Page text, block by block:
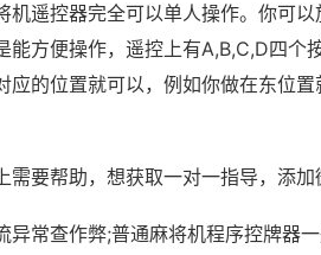
机遥控器完全可以单人操作。你可
能方便操作，遥控上有A,B,C,D四个
应的位置就可以，例如你做在东位
需要帮助，想获取一对一指导，添
异常查作弊;普通麻将机程序控牌器